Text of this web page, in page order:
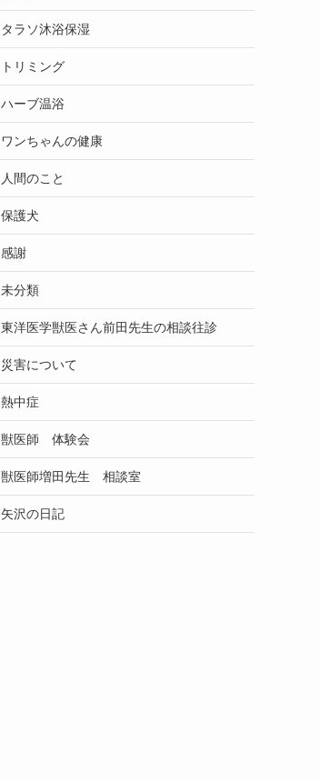
タラソ沐浴保湿
トリミング
ハーブ温浴
ワンちゃんの健康
人間のこと
保護犬
感謝
未分類
東洋医学獣医さん前田先生の相談往診
災害について
熱中症
獣医師 体験会
獣医師増田先生 相談室
矢沢の日記